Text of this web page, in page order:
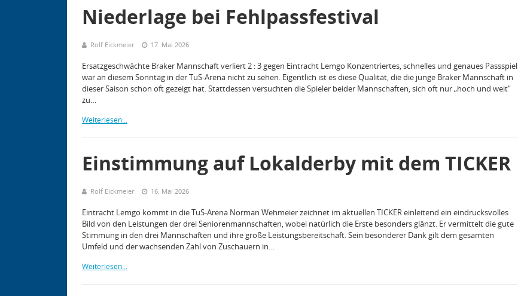
Niederlage bei Fehlpassfestival
Rolf Eickmeier 17. Mai 2026
Ersatzgeschwächte Braker Mannschaft verliert 2 : 3 gegen Eintracht Lemgo Konzentriertes, schnelles und genaues Passspiel
war an diesem Sonntag in der TuS-Arena nicht zu sehen. Eigentlich ist es diese Qualität, die die junge Braker Mannschaft in
dieser Saison schon oft gezeigt hat. Stattdessen versuchten die Spieler beider Mannschaften, sich oft nur „hoch und weit“
zu…
Weiterlesen...
Einstimmung auf Lokalderby mit dem TICKER
Rolf Eickmeier 16. Mai 2026
Eintracht Lemgo kommt in die TuS-Arena Norman Wehmeier zeichnet im aktuellen TICKER einleitend ein eindrucksvolles
Bild von den Leistungen der drei Seniorenmannschaften, wobei natürlich die Erste besonders glänzt. Er vermittelt die gute
Stimmung in den drei Mannschaften und ihre große Leistungsbereitschaft. Sein besonderer Dank gilt dem gesamten
Umfeld und der wachsenden Zahl von Zuschauern in…
Weiterlesen...